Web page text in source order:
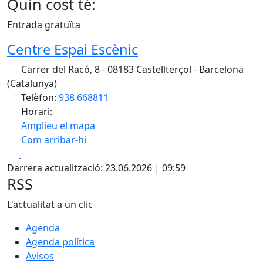
Quin cost té:
Entrada gratuïta
Centre Espai Escènic
Carrer del Racó, 8 - 08183 Castellterçol - Barcelona
(Catalunya)
Telèfon: 938 668811
Horari:
Amplieu el mapa
Com arribar-hi
+
−
Darrera actualització: 23.06.2026 | 09:59
RSS
L'actualitat a un clic
Agenda
Agenda política
Avisos